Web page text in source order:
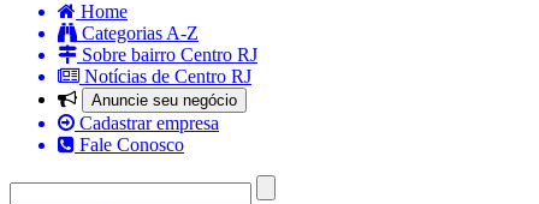
Home
Categorias A-Z
Sobre bairro Centro RJ
Notícias de Centro RJ
Anuncie seu negócio
Cadastrar empresa
Fale Conosco